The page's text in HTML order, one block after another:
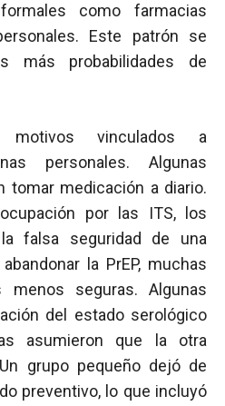
como farmacias
Este patrón se
más probabilidades de
motivos vinculados a
personales. Algunas
tomar medicación a diario.
por las ITS, los
falsa seguridad de una
la PrEP, muchas
menos seguras. Algunas
del estado serológico
asumieron que la otra
grupo pequeño dejó de
preventivo, lo que incluyó